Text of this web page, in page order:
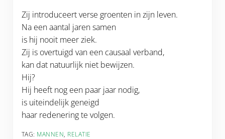
Zij introduceert verse groenten in zijn leven.
Na een aantal jaren samen
is hij nooit meer ziek.
Zij is overtuigd van een causaal verband,
kan dat natuurlijk niet bewijzen.
Hij?
Hij heeft nog een paar jaar nodig,
is uiteindelijk geneigd
haar redenering te volgen.
TAG: MANNEN, RELATIE